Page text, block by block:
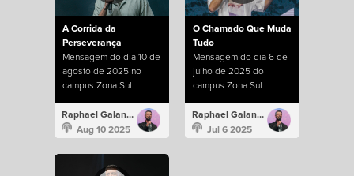
A Corrida da
Perseverança
Mensagem do dia 10 de
agosto de 2025 no
campus Zona Sul.
Raphael Galante
Aug 10 2025
O Chamado Que Muda
Tudo
Mensagem do dia 6 de
julho de 2025 do
campus Zona Sul.
Raphael Galante
Jul 6 2025